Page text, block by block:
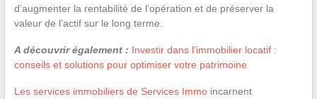
d’augmenter la rentabilité de l’opération et de préserver la
valeur de l’actif sur le long terme.
A découvrir également : Investir dans l’immobilier locatif :
conseils et solutions pour optimiser votre patrimoine
Les services immobiliers de Services Immoincarnent